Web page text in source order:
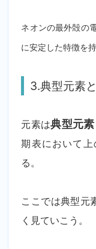
ネオンの最外殻の
に安定した特徴を
3.典型元素
元素は典型元
期表において
る。
ここでは典型元
く見ていこう。